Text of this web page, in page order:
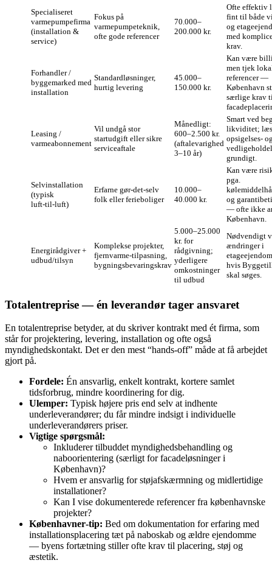
Specialiseret
varmepumpefirma
(installation &
service)
Fokus på
varmepumpeteknik,
ofte gode referencer
70.000–
200.000 kr.
Ofte effektiv
fint til både
og
med
krav.
Forhandler /
byggemarked med
installation
Standardløsninger,
hurtig levering
45.000–
150.000 kr.
Kan være
men tjek
referencer —
København
særlige krav
Leasing /
varmeabonnement
Vil undgå stor
startudgift eller sikre
serviceaftale
Månedligt:
600–2.500 kr.
(aftalevarighed
3–10 år)
Smart ved
likviditet; læs
opsigelses-
grundigt.
Selvinstallation
(typisk
luft‑til‑luft)
Erfarne gør‑det‑selv
folk eller ferieboliger
10.000–
40.000 kr.
Kan være
pga.
og
— ofte ikke
København.
Energirådgiver +
udbud/tilsyn
Komplekse projekter,
fjernvarme‑tilpasning,
bygningsbevaringskrav
5.000–25.000
kr. for
rådgivning;
yderligere
omkostninger
til udbud
Nødvendigt
ændringer i
hvis
skal søges.
Totalentreprise — én leverandør tager ansvaret
En totalentreprise betyder, at du skriver kontrakt med ét firma, som
står for projektering, levering, installation og ofte også
myndighedskontakt. Det er den mest “hands‑off” måde at få arbejdet
gjort på.
Fordele: Én ansvarlig, enkelt kontrakt, kortere samlet
tidsforbrug, mindre koordinering for dig.
Ulemper: Typisk højere pris end selv at indhente
underleverandører; du får mindre indsigt i individuelle
underleverandørers priser.
Vigtige spørgsmål:
Inkluderer tilbuddet myndighedsbehandling og
naboorientering (særligt for facadeløsninger i
København)?
Hvem er ansvarlig for støjafskærmning og midlertidige
installationer?
Kan I vise dokumenterede referencer fra københavnske
projekter?
Københavner‑tip: Bed om dokumentation for erfaring med
installationsplacering tæt på naboskab og ældre ejendomme
— byens fortætning stiller ofte krav til placering, støj og
æstetik.